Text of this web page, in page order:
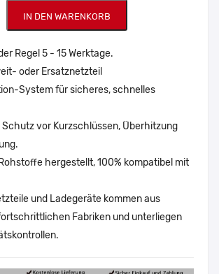
IN DEN WARENKORB
Regel 5 - 15 Werktage.
oder Ersatznetzteil
System für sicheres, schnelles
vor Kurzschlüssen, Überhitzung
hergestellt, 100% kompatibel mit
und Ladegeräte kommen aus
Fabriken und unterliegen